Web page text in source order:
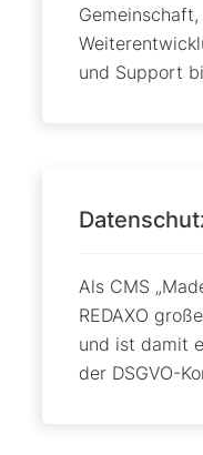
und Support
Als CMS
REDAXO
und ist damit
der DSGVO-